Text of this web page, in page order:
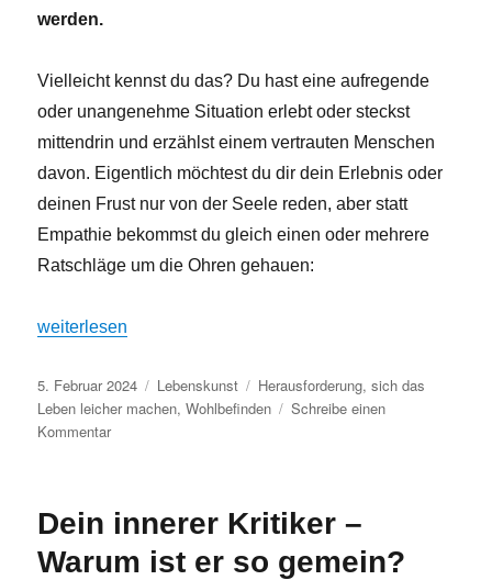
werden.
Vielleicht kennst du das? Du hast eine aufregende
oder unangenehme Situation erlebt oder steckst
mittendrin und erzählst einem vertrauten Menschen
davon. Eigentlich möchtest du dir dein Erlebnis oder
deinen Frust nur von der Seele reden, aber statt
Empathie bekommst du gleich einen oder mehrere
Ratschläge um die Ohren gehauen:
„Ratschläge sind auch Schläge“
weiterlesen
Veröffentlicht
am
5. Februar 2024 Kategorien
Lebenskunst Schlagwörter
Herausforderung,sich das
Leben leicher machen,Wohlbefinden
Schreibe einen
Kommentarzu
Schläge
Dein innerer Kritiker –
Warum ist er so gemein?